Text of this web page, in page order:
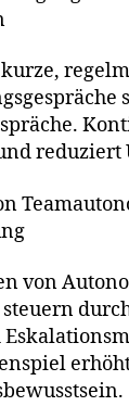
reduziert
von